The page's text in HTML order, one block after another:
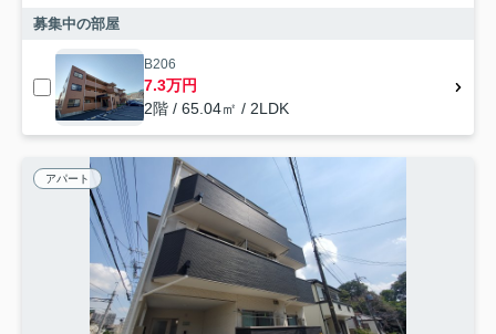
募集中の部屋
B206
7.3万円
2階 / 65.04㎡ / 2LDK
アパート